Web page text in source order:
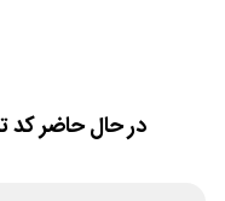
در حال حاضر